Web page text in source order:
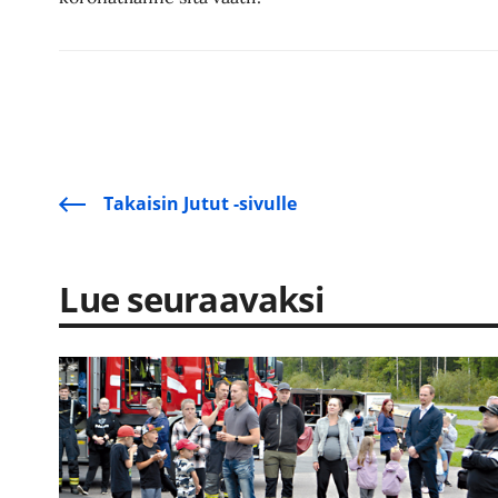
Takaisin Jutut -sivulle
Lue seuraavaksi